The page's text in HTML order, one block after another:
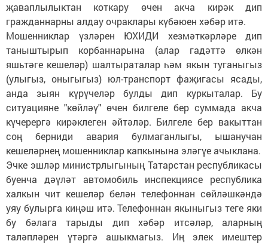
җаваплылыктан коткару өчен акча кирәк дип
гражданнарны алдау очраклары күбәюен хәбәр итә.
Мошенниклар үзләрен ЮХИДИ хезмәткәрләре дип
таныштырып корбаннарына (алар гадәттә өлкән
яшьтәге кешеләр) шалтыраталар һәм якын туганыгыз
(улыгыз, оныгыгыз) юл-транспорт фаҗигасы ясады,
анда зыян күрүчеләр булды дип куркыталар. Бу
ситуацияне "көйләү" өчен билгеле бер суммада акча
күчерергә кирәклеген әйтәләр. Билгеле бер вакыттан
соң берниди авария булмаганлыгы, ышанучан
кешеләрнең мошенниклар капкынына эләгүе ачыклана.
Эчке эшләр министрлыгының Татарстан республикасы
буенча дәүләт автомобиль инспекциясе республика
халкын чит кешеләр белән телефоннан сөйләшкәндә
уяу булырга киңәш итә. Телефоннан якыныгыз теге яки
бу бәлага тарыды дип хәбәр итсәләр, аларның
таләпләрен үтәргә ашыкмагыз. Иң элек имештер